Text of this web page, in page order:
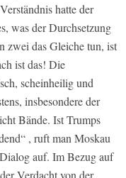
hatte der
was der Durchsetzung
zwei das Gleiche tun, ist
ist das! Die
scheinheilig und
insbesondere der
Bände. Ist Trumps
, ruft man Moskau
auf. Im Bezug auf
Verdacht von der